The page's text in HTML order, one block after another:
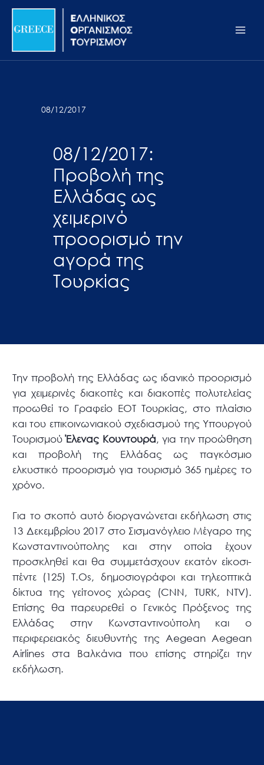
Σημείωση:
ιστότοπος
προσβασιμότητας.
Μετάβαση
περιεχόμενο
08/12/2017
08/12/2017:
Προβολή της
Ελλάδας ως
χειμερινό
προορισμό την
αγορά της
Τουρκίας
Την προβολή της Ελλάδας ως ιδανικό προορισμό
για χειμερινές διακοπές και διακοπές πολυτελείας
προωθεί το Γραφείο ΕΟΤ Τουρκίας, στο πλαίσιο
και του επικοινωνιακού σχεδιασμού της Υπουργού
ΤουρισμούΈλενας Κουντουρά, για την προώθηση
και προβολή της Ελλάδας ως παγκόσμιο
ελκυστικό προορισμό για τουρισμό 365 ημέρες το
χρόνο.
Για το σκοπό αυτό διοργανώνεται εκδήλωση στις
13 Δεκεμβρίου 2017 στο Σισμανόγλειο Μέγαρο της
Κωνσταντινούπολης και στην οποία έχουν
προσκληθεί και θα συμμετάσχουν εκατόν είκοσι-
πέντε (125) Τ.Οs, δημοσιογράφοι και τηλεοπτικά
δίκτυα της γείτονος χώρας (CNN, TURK, NTV).
Επίσης θα παρευρεθεί ο Γενικός Πρόξενος της
Ελλάδας στην Κωνσταντινούπολη και ο
περιφερειακός διευθυντής της Aegean Aegean
Airlines στα Βαλκάνια που επίσης στηρίζει την
εκδήλωση.